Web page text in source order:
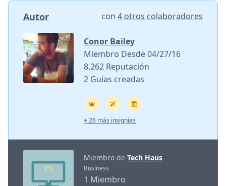
Autor con 4 otros colaboradores
Conor Bailey
Miembro Desde 04/27/16
8,262 Reputación
2 Guías creadas
+ 26 más insignias
Miembro de Tech Haus
Business
1 Miembro